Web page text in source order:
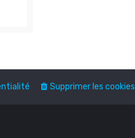
Supprimer les cookies